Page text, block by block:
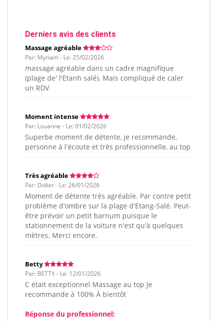
Derniers avis des clients
Massage agréable
Par: Myriam - Le: 25/02/2026
massage agréable dans un cadre magnifique
(plage de' l'Etanh salé). Mais compliqué de caler
un RDV
Moment intense
Par: Louanne - Le: 01/02/2026
Superbe moment de détente, je recommande,
personne à l'écoute et très professionnelle, au top
Très agréable
Par: Didier - Le: 26/01/2026
Moment de détente très agréable. Par contre petit
problème d'ombre sur la plage d'Etang-Salé. Peut-
être prévoir un petit barnum puisque le
stationnement de la voiture n'est qu'à quelques
mètres. Merci encore.
Betty
Par: BETTY - Le: 12/01/2026
C était exceptionnel Massage au top Je
recommande à 100% À bientôt
Réponse du professionnel: